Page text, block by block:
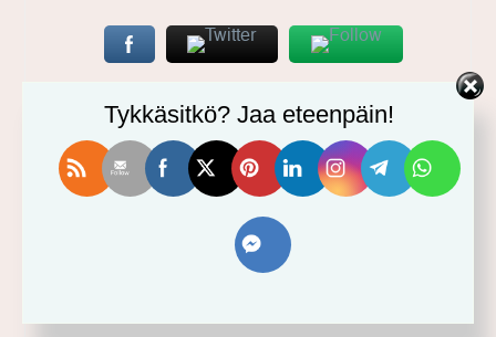
2020-03-17
MARI-ANNA
JEESUS
KÄÄNTYMINEN JEESUKSEN PUOLEEN
Tykkäsitkö? Jaa eteenpäin!